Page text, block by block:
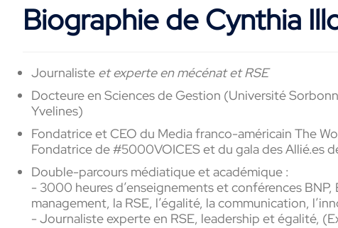
Biographie de Cynthia
Journaliste et experte en mécénat et RSE
Docteure en Sciences de Gestion (Université
Yvelines)
Fondatrice et CEO du Media franco-américain The
Fondatrice de #5000VOICES et du gala des Allié.es
Double-parcours médiatique et académique :
- 3000 heures d’enseignements et conférences BNP,
management, la RSE, l’égalité, la communication,
- Journaliste experte en RSE, leadership et égalité,